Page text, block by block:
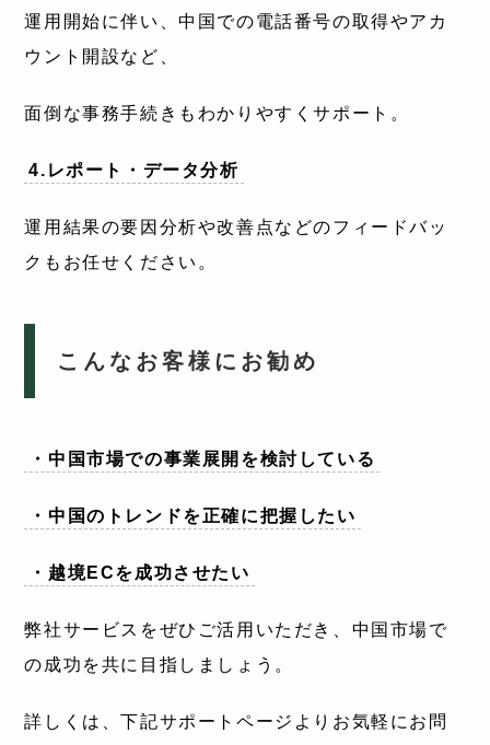
運用開始に伴い、中国での電話番号の取得やアカ
ウント開設など、
面倒な事務手続きもわかりやすくサポート。
4.レポート・データ分析
運用結果の要因分析や改善点などのフィードバッ
クもお任せください。
こんなお客様にお勧め
・中国市場での事業展開を検討している
・中国のトレンドを正確に把握したい
・越境ECを成功させたい
弊社サービスをぜひご活用いただき、中国市場で
の成功を共に目指しましょう。
詳しくは、下記サポートページよりお気軽にお問